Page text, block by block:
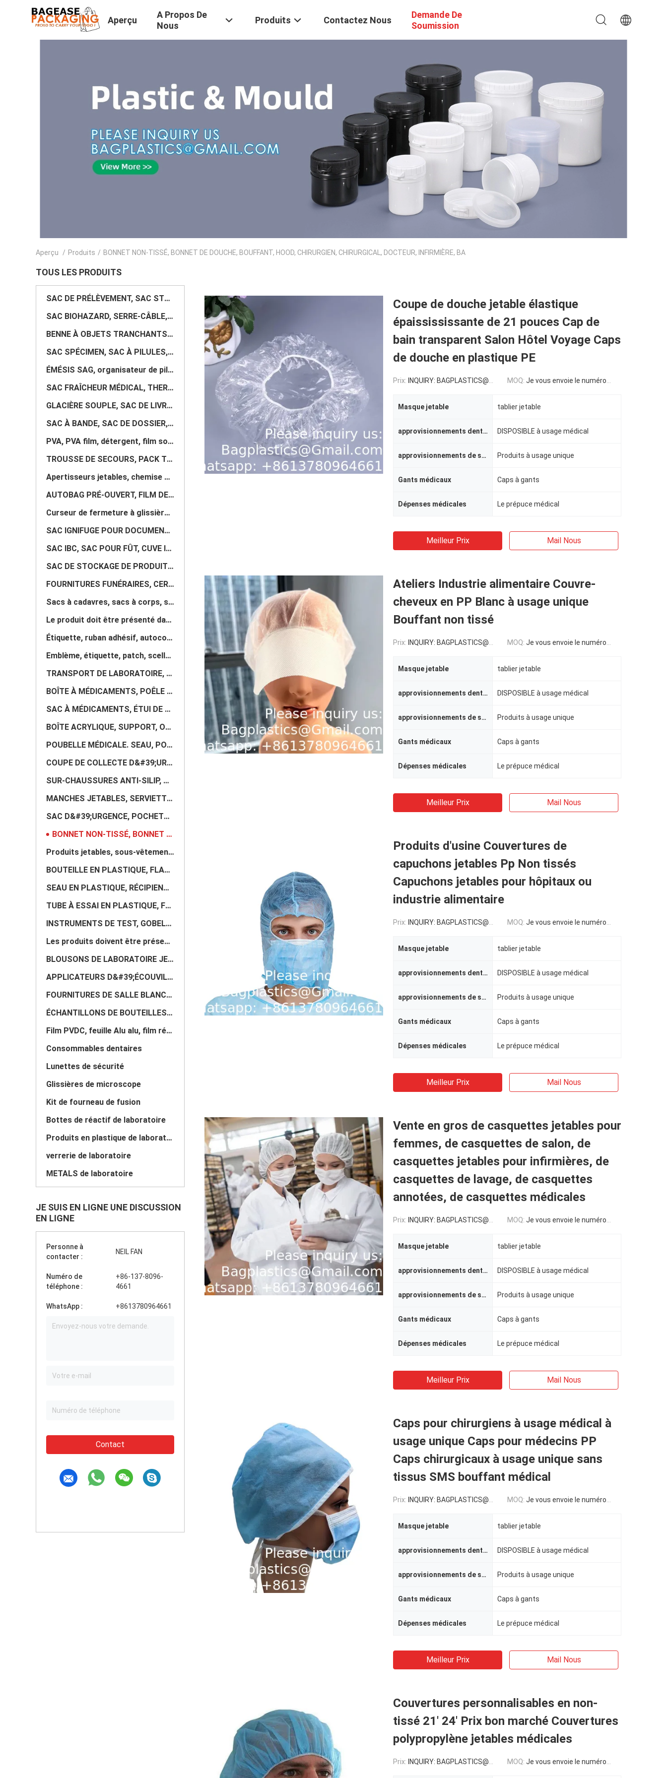
Aperçu
A Propos De
Nous
Produits Contactez Nous
Demande De
Soumission
Aperçu / Produits / BONNET NON-TISSÉ, BONNET DE DOUCHE, BOUFFANT, HOOD, CHIRURGIEN, CHIRURGICAL, DOCTEUR, INFIRMIÈRE, BA
TOUS LES PRODUITS
SAC DE PRÉLÈVEMENT, SAC STÉRILE, SACHET DE STÉRILISATION, SAC POUR BROYEUR, SAC FILTRE, RACK POUR SA
SAC BIOHAZARD, SERRE-CÂBLE, RUBAN VOID, AUTOCLAVABLE, SAC DÉCHETS CYTOTOXIQUES
BENNE À OBJETS TRANCHANTS, BOÎTE MÉDICALE, POUBELLE, BENNE À DÉCHETS, POUBELLE À PÉDALE
SAC SPÉCIMEN, SAC À PILULES, SAC DE TRANSPORT DE SANG, GLACIÈRE, SAC À PREUVE, SAC À PREUVE ANTI-VIO
ÉMÉSIS SAG, organisateur de pilules, sac de pharmacie, récipient médicamenteux
SAC FRAÎCHEUR MÉDICAL, THERMIQUE, ISOLATION, ISOLÉ, PACK DE GLACE, FOURNITURES DE SOINS DE SANTÉ
GLACIÈRE SOUPLE, SAC DE LIVRAISON, SAC MÉDICAL ISOTHERME, THERMIQUE, ISOLATION, GLACIÈRE ZIPLOK
SAC À BANDE, SAC DE DOSSIER, SAC DE DOCUMENT, SAC PORTE-FOURNITURES, FOURNITURES DE BUREAU
PVA, PVA film, détergent, film soluble dans l'eau, sac à linge
TROUSSE DE SECOURS, PACK THÉRAPIE, CHAUFFRETTE, COMPRESSE FROIDE, BOÎTE À OUTILS, SAC D'URGENCE
Apertisseurs jetables, chemise CPE, manteau de pluie, bottes en caoutchouc, cape de salon
AUTOBAG PRÉ-OUVERT, FILM DE MASING, SAC RÉTRACTABLE, TUBE PLAT, FEUILLE
Curseur de fermeture à glissière imperméable, fermeture à glissière hermétique, fermeture à glissièr
SAC IGNIFUGE POUR DOCUMENTS, SAC À PREUVES, SAC DE SÉCURITÉ, SAC DE PROTECTION, SAC À ARGENT, SAC BA
SAC IBC, SAC POUR FÛT, CUVE IBC, BIG BAG, EMBALLAGE JUMBO, HOUSSE DE PALETTE
SAC DE STOCKAGE DE PRODUITS CHIMIQUES, BENNE, VESSIE, DOUBLURE DE CONTENEUR, FLEXITANK, SAC IBC
FOURNITURES FUNÉRAIRES, CERCUEIL, CERCUEIL, CRÉMATORIUM, FOUR, INCINÉRATEUR, URNES
Sacs à cadavres, sacs à corps, sacs à corps, accessoires de cercueil, sacs mortuaires
Le produit doit être présenté dans une quantité suffisante pour que le produit puisse être considéré
Étiquette, ruban adhésif, autocollant, ruban adhésif, badge, patch, accessoires, imprimante
Emblème, étiquette, patch, scellé, hologramme, vide, ruban adhésif, film protecteur, film rétrécissa
TRANSPORT DE LABORATOIRE, REFROIDISSEUR, BOÎTE À VACCINS, TABLE DE MASSAGE, ÉCRAN DE SALLE, BALANCE
BOÎTE À MÉDICAMENTS, POÊLE ALIMENTAIRE, PLATEAU, BOÎTE EN ACRYLIQUE, BOÎTE ORGANISATRICE, BOÎTE À SE
SAC À MÉDICAMENTS, ÉTUI DE RANGEMENT POUR PILULES, DISTRIBUTEUR, ORGANISATEUR, ENSEMBLE DE POCHETTE
BOÎTE ACRYLIQUE, SUPPORT, ORGANISATEUR, PANIER, STOCKAGE, RÉCIPIENT, PP, PVC, EMBALLAGE TRANSPARENT
POUBELLE MÉDICALE. SEAU, POUBELLE À ROUES, POUBELLE, SAC CHARIOT, CHARIOT, CAGE DE RANGEMENT, PALETT
COUPE DE COLLECTE D&#39;URINE, COUPE D&#39;ÉCHANTILLONS, RÉCIPIENT, POT D&#39;ÉCHANTILLON, SAC D&#39
SUR-CHAUSSURES ANTI-SILIP, COUVRE-BOTTES, JETABLE, PROTECTION, ISOLATION, CONSOMMABLES
MANCHES JETABLES, SERVIETTES DE NETTOYAGE, LINGETTES HUMIDES, COUVRE-LIT SPA, SIÈGE DE WC, MANCHON
SAC D&#39;URGENCE, POCHETTE DE PREMIERS SOINS TACTIQUE, POCHETTE MÉDICALE, SAC D&#39;URGENCE, SAC À
BONNET NON-TISSÉ, BONNET DE DOUCHE, BOUFFANT, HOOD, CHIRURGIEN, CHIRURGICAL, DOCTEUR, INFIRMIÈRE, BA
Produits jetables, sous-vêtements de salon, bras, culottes de bikini, robe de massage, sous-vêtement
BOUTEILLE EN PLASTIQUE, FLACON PULVÉRISATEUR, POT, CONTENANT, PULVÉRISATEUR À POMPE, FLACON STÉRILE,
SEAU EN PLASTIQUE, RÉCIPIENT D&#39;EAU, STOCKAGE DE LIQUIDES, RÉCIPIENT DE PRODUITS CHIMIQUES, BIDON
TUBE À ESSAI EN PLASTIQUE, FLACON COMPTE-GOUTTES, TUBE D'ÉCHANTILLON DE SANG, BOUTEILLE D'UN GALLON,
INSTRUMENTS DE TEST, GOBELETS, BALANCE, RÉCIPIENT D&#39;ÉCHANTILLON CHIMIQUE, BALANCE ÉLECTRONIQUE N
Les produits doivent être présentés dans les conditions suivantes:
BLOUSONS DE LABORATOIRE JETABLES, COMBINAISON NON TISSÉE, BLOUSE DE LABORATOIRE, COMBINAISON DE CHIM
APPLICATEURS D&#39;ÉCOUVILLONS, TAMPONS DE COTON, DÉPRESSEUR, ROULEAU DE GAZE, EMBALLAGE DE BOÎTE DE
FOURNITURES DE SALLE BLANCHE, ESSUYAGE DE NETTOYAGE, VADROUILLE, ESSUIE-GLACE, CHIFFONS, ROULEAU À C
ÉCHANTILLONS DE BOUTEILLES, TUBE ACRYLIQUE, TUYAU EN PLASTIQUE, TUYAU EN SILICONE, BOUTEILLE EN VERR
Film PVDC, feuille Alu alu, film rétractable PETG, film PLA, feuille blister, film composite, film T
Consommables dentaires
Lunettes de sécurité
Glissières de microscope
Kit de fourneau de fusion
Bottes de réactif de laboratoire
Produits en plastique de laboratoire
verrerie de laboratoire
METALS de laboratoire
JE SUIS EN LIGNE UNE DISCUSSION
EN LIGNE
Personne à
contacter :
NEIL FAN
Numéro de
téléphone :
+86-137-8096-
4661
WhatsApp : +8613780964661
Contact
Coupe de douche jetable élastique
épaissississante de 21 pouces Cap de
bain transparent Salon Hôtel Voyage Caps
de douche en plastique PE
Prix: INQUIRY: BAGPLASTICS@GMAIL.COM MOQ: Je vous envoie le numéro de téléphone:
Masque jetable tablier jetable
approvisionnements dentaires DISPOSIBLE à usage médical
approvisionnements de soins de santé Produits à usage unique
Gants médicaux Caps à gants
Dépenses médicales Le prépuce médical
Meilleur Prix Mail Nous
Ateliers Industrie alimentaire Couvre-
cheveux en PP Blanc à usage unique
Bouffant non tissé
Prix: INQUIRY: BAGPLASTICS@GMAIL.COM MOQ: Je vous envoie le numéro de téléphone:
Masque jetable tablier jetable
approvisionnements dentaires DISPOSIBLE à usage médical
approvisionnements de soins de santé Produits à usage unique
Gants médicaux Caps à gants
Dépenses médicales Le prépuce médical
Meilleur Prix Mail Nous
Produits d'usine Couvertures de
capuchons jetables Pp Non tissés
Capuchons jetables pour hôpitaux ou
industrie alimentaire
Prix: INQUIRY: BAGPLASTICS@GMAIL.COM MOQ: Je vous envoie le numéro de téléphone:
Masque jetable tablier jetable
approvisionnements dentaires DISPOSIBLE à usage médical
approvisionnements de soins de santé Produits à usage unique
Gants médicaux Caps à gants
Dépenses médicales Le prépuce médical
Meilleur Prix Mail Nous
Vente en gros de casquettes jetables pour
femmes, de casquettes de salon, de
casquettes jetables pour infirmières, de
casquettes de lavage, de casquettes
annotées, de casquettes médicales
Prix: INQUIRY: BAGPLASTICS@GMAIL.COM MOQ: Je vous envoie le numéro de téléphone:
Masque jetable tablier jetable
approvisionnements dentaires DISPOSIBLE à usage médical
approvisionnements de soins de santé Produits à usage unique
Gants médicaux Caps à gants
Dépenses médicales Le prépuce médical
Meilleur Prix Mail Nous
Caps pour chirurgiens à usage médical à
usage unique Caps pour médecins PP
Caps chirurgicaux à usage unique sans
tissus SMS bouffant médical
Prix: INQUIRY: BAGPLASTICS@GMAIL.COM MOQ: Je vous envoie le numéro de téléphone:
Masque jetable tablier jetable
approvisionnements dentaires DISPOSIBLE à usage médical
approvisionnements de soins de santé Produits à usage unique
Gants médicaux Caps à gants
Dépenses médicales Le prépuce médical
Meilleur Prix Mail Nous
Couvertures personnalisables en non-
tissé 21' 24' Prix bon marché Couvertures
polypropylène jetables médicales
Prix: INQUIRY: BAGPLASTICS@GMAIL.COM MOQ: Je vous envoie le numéro de téléphone: